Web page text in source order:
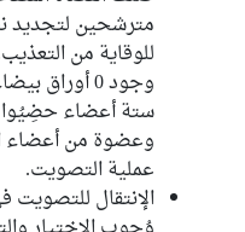
مترشحين لتجديد
للوقاية من
وعضوة من أعضاء
عملية التصويت.
نور الدين
كتلة حركة
لسعد
الكتلة
نجم الدين بن
الكتلة